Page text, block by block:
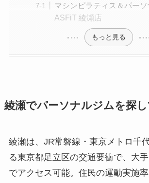
マシンピラティス＆パーソ
ASFiT 綾瀬店
もっと見る
綾瀬でパーソナルジムを探
綾瀬は、JR常磐線・東京メトロ千
る東京都足立区の交通要衝で、大
でアクセス可能。住民の運動実施